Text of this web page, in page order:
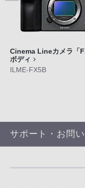
Cinema Lineカメラ「
ボディ
ILME-FX5B
サポート・お問